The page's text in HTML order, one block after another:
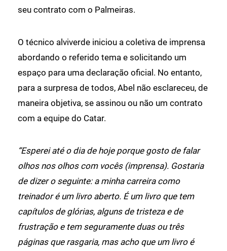
seu contrato com o Palmeiras.
O técnico alviverde iniciou a coletiva de imprensa
abordando o referido tema e solicitando um
espaço para uma declaração oficial. No entanto,
para a surpresa de todos, Abel não esclareceu, de
maneira objetiva, se assinou ou não um contrato
com a equipe do Catar.
“Esperei até o dia de hoje porque gosto de falar
olhos nos olhos com vocês (imprensa). Gostaria
de dizer o seguinte: a minha carreira como
treinador é um livro aberto. É um livro que tem
capítulos de glórias, alguns de tristeza e de
frustração e tem seguramente duas ou três
páginas que rasgaria, mas acho que um livro é